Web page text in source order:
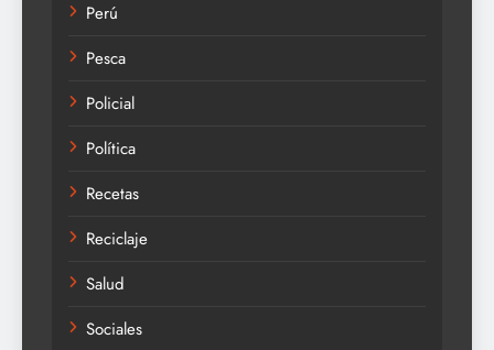
Perú
Pesca
Policial
Política
Recetas
Reciclaje
Salud
Sociales